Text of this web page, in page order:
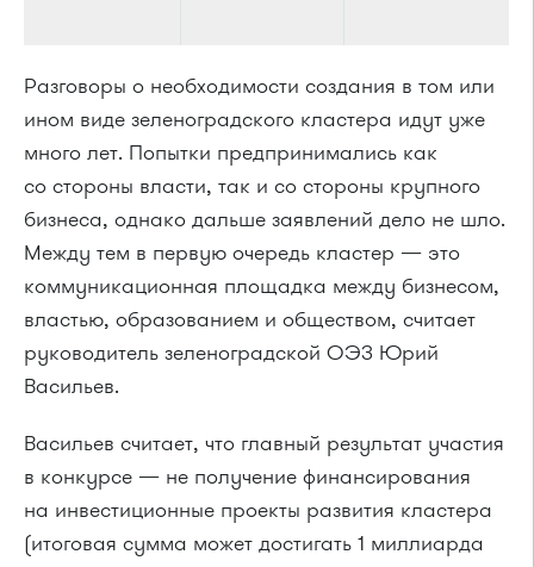
Разговоры о необходимости создания в том или
ином виде зеленоградского кластера идут уже
много лет. Попытки предпринимались как
со стороны власти, так и со стороны крупного
бизнеса, однако дальше заявлений дело не шло.
Между тем в первую очередь кластер — это
коммуникационная площадка между бизнесом,
властью, образованием и обществом, считает
руководитель зеленоградской ОЭЗ Юрий
Васильев.
Васильев считает, что главный результат участия
в конкурсе — не получение финансирования
на инвестиционные проекты развития кластера
(итоговая сумма может достигать 1 миллиарда